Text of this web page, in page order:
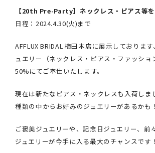
【20th Pre-Party】ネックレス・ピアス等
日程：2024.4.30(火)まで
AFFLUX BRIDAL 梅田本店に展示しておりま
ュエリー（ネックレス・ピアス・ファッショ
50%にてご奉仕いたします。
現在は新たなピアス・ネックレスも入荷しま
種類の中からお好みのジュエリーがあるかも
ご褒美ジュエリーや、記念日ジュエリー、前
ジュエリーが今手に入る最大のチャンスです